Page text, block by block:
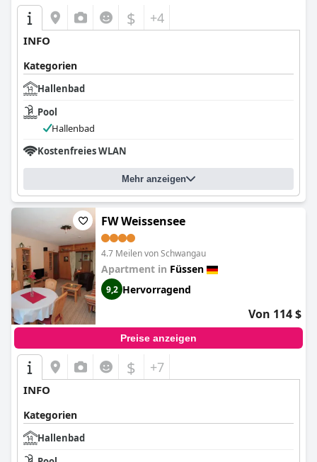
$ +4
INFO
Kategorien
Hallenbad
Pool
Hallenbad
Kostenfreies WLAN
Mehr anzeigen
FW Weissensee
4.7 Meilen von Schwangau
Apartment in Füssen
9,2 Hervorragend
Von 114 $
Preise anzeigen
$ +7
INFO
Kategorien
Hallenbad